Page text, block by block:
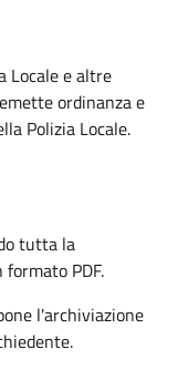
Locale e altre
ordinanza e
Polizia Locale.
tutta la
PDF.
l'archiviazione